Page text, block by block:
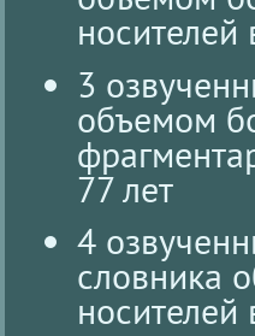
носителей
3
объемом
77 лет
4
словника
носителей